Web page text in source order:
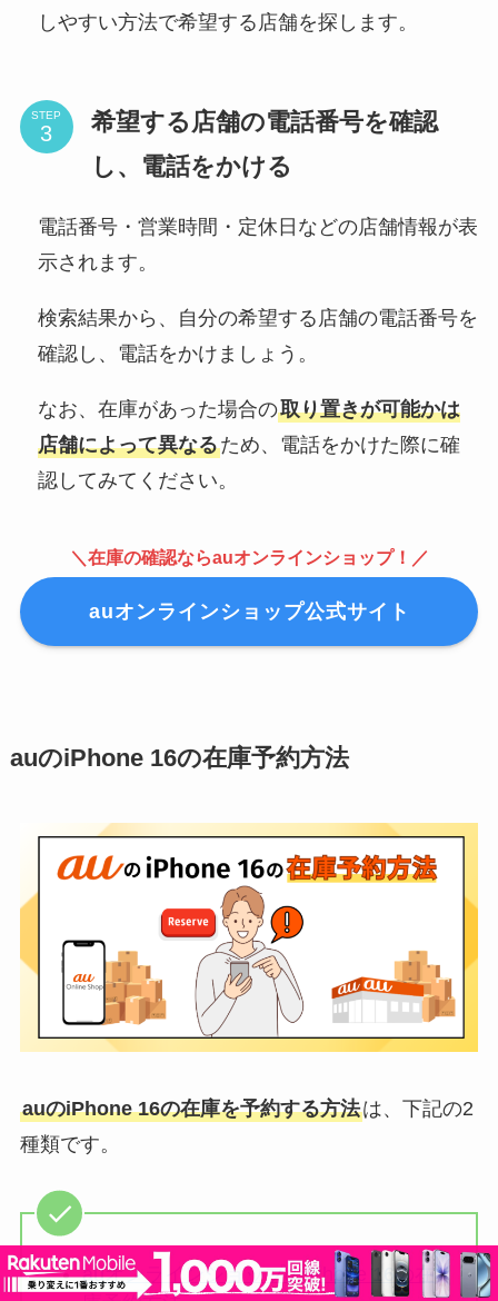
しやすい方法で希望する店舗を探します。
STEP
希望する店舗の電話番号を確認
し、電話をかける
電話番号・営業時間・定休日などの店舗情報が表
示されます。
検索結果から、自分の希望する店舗の電話番号を
確認し、電話をかけましょう。
なお、在庫があった場合の取り置きが可能かは
店舗によって異なるため、電話をかけた際に確
認してみてください。
＼在庫の確認ならauオンラインショップ！／
auオンラインショップ公式サイト
auのiPhone 16の在庫予約方法
auのiPhone 16の在庫を予約する方法は、下記の2
種類です。
auオンラインショップのiPhone 16の在